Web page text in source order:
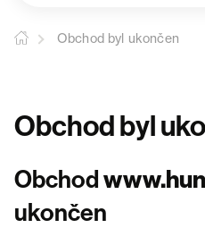
Obchod byl ukončen
Obchod byl
Obchod
ukončen